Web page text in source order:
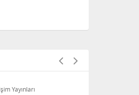
Yayınları